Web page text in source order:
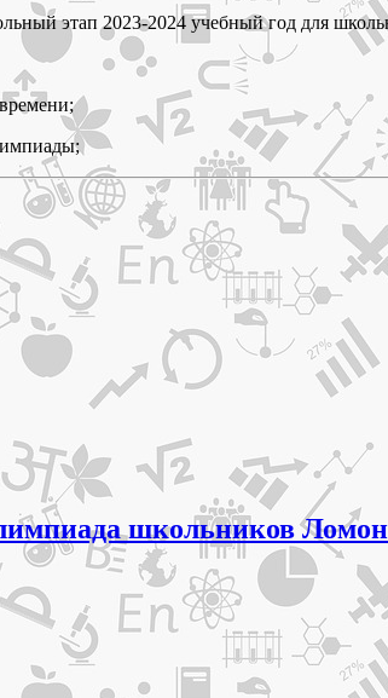
этап 2023-2024 учебный год для
школьников